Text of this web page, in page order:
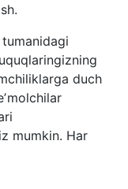
duch
mumkin. Har